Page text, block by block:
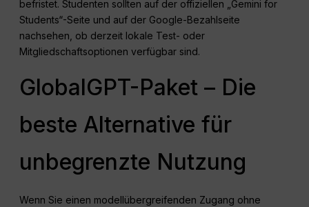
befristet. Studenten sollten auf der offiziellen „Gemini for
Students“-Seite und auf der Google-Bezahlseite
nachsehen, ob derzeit lokale Test- oder
Mitgliedschaftsoptionen verfügbar sind.
GlobalGPT-Paket – Die
beste Alternative für
unbegrenzte Nutzung
Wenn Sie einen modellübergreifenden Zugang ohne